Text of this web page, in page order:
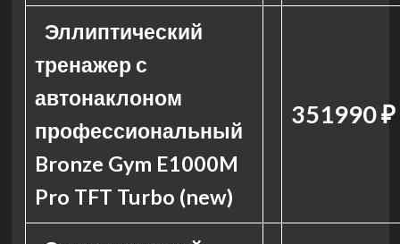
Эллиптический
тренажер с
автонаклоном
профессиональный
Bronze Gym E1000M
Pro TFT Turbo (new)
351990 ₽